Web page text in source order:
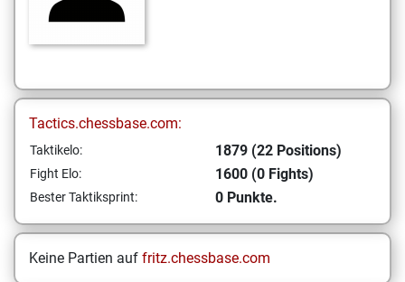
Tactics.chessbase.com:
Taktikelo: 1879 (22 Positions)
Fight Elo: 1600 (0 Fights)
Bester Taktiksprint: 0 Punkte.
Keine Partien auf fritz.chessbase.com